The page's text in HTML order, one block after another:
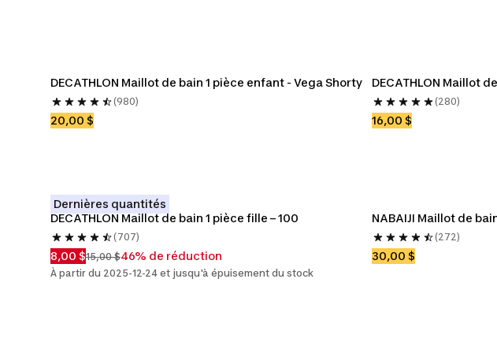
DECATHLON Maillot de bain 1 pièce enfant - Vega Shorty
(980)
20,00 $
DECATHLON Maillot
(280)
16,00 $
Dernières quantités
DECATHLON Maillot de bain 1 pièce fille – 100
(707)
8,00 $15,00 $46% de réduction
À partir du 2025-12-24 et jusqu'à épuisement du stock
NABAIJI Maillot de
(272)
30,00 $